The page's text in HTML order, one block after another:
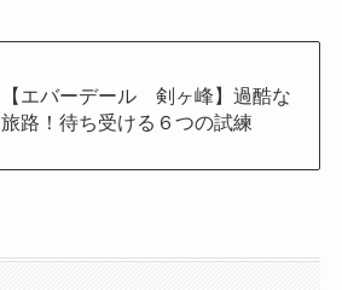
【エバーデール 剣ヶ峰】過酷な
旅路！待ち受ける６つの試練